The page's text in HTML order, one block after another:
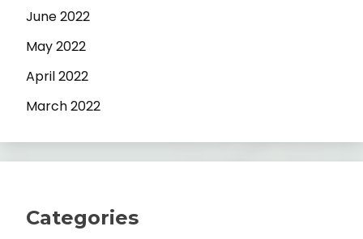
June 2022
May 2022
April 2022
March 2022
Categories